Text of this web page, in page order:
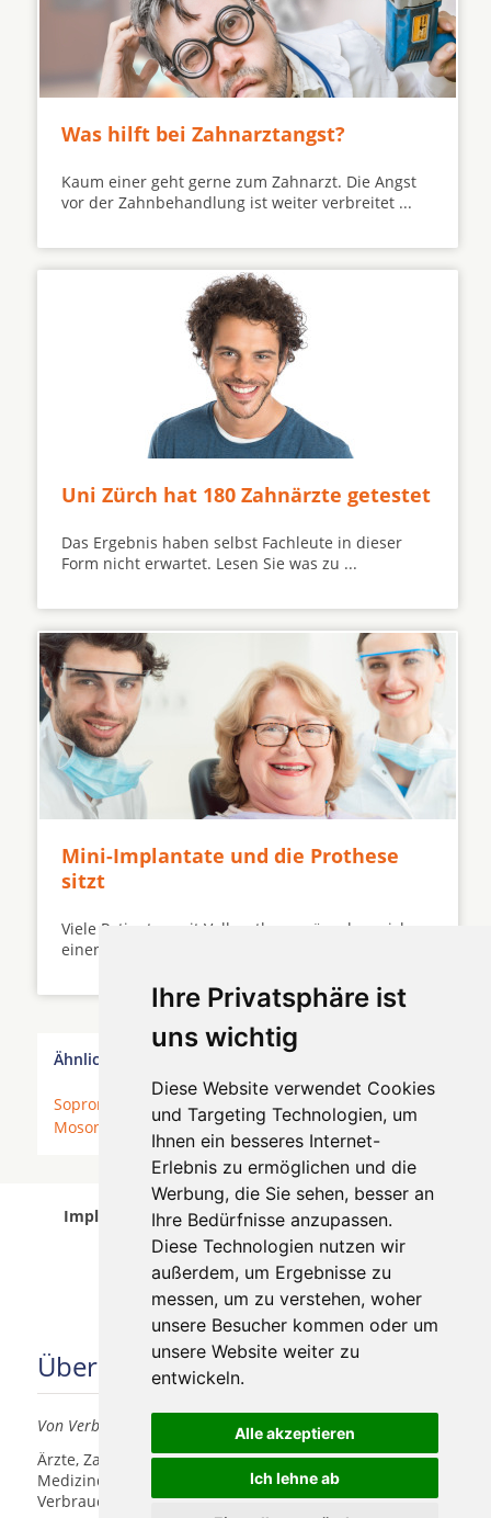
Ihre Privatsphäre ist
uns wichtig
Diese Website verwendet Cookies
und Targeting Technologien, um
Ihnen ein besseres Internet-
Erlebnis zu ermöglichen und die
Werbung, die Sie sehen, besser an
Ihre Bedürfnisse anzupassen.
Diese Technologien nutzen wir
außerdem, um Ergebnisse zu
messen, um zu verstehen, woher
unsere Besucher kommen oder um
unsere Website weiter zu
entwickeln.
Alle akzeptieren
Ich lehne ab
Was hilft bei Zahnarztangst?
Kaum einer geht gerne zum Zahnarzt. Die Angst
vor der Zahnbehandlung ist weiter verbreitet ...
Uni Zürch hat 180 Zahnärzte getestet
Das Ergebnis haben selbst Fachleute in dieser
Form nicht erwartet. Lesen Sie was zu ...
Mini-Implantate und die Prothese
sitzt
Viele Patienten mit Vollprothese wünschen sich
einen festen und komfortablen Zahnersatz ...
Ähnliche Behandler finden:
Sopron * Bük Székesfehérvár
Mosonmagyaróvár *Győr*Budapest*
Implantologen in Bük wurde am 08 August 2026
aktualisiert.
Über uns
Von Verbrauchern für Verbraucher
Ärzte, Zahnärzte, Akustiker und andere
Medizindienstleister haben hier die Möglichkeit, sich
Verbrauchern vorzustellen.